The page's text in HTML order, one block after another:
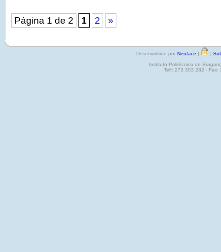
Página 1 de 2 1 2 »
Desenvolvido por Neoface | |
Instituto Politécnico de
Telf: 273 303 282 - Fax: